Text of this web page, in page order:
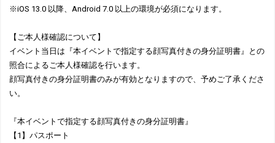
※iOS 13.0 以降、Android 7.0 以上の環境が必須になります。
【ご本人様確認について】
イベント当日は『本イベントで指定する顔写真付きの身分証明書』との
照合によるご本人様確認を行います。
顔写真付きの身分証明書のみが有効となりますので、予めご了承くださ
い。
『本イベントで指定する顔写真付きの身分証明書』
【1】パスポート